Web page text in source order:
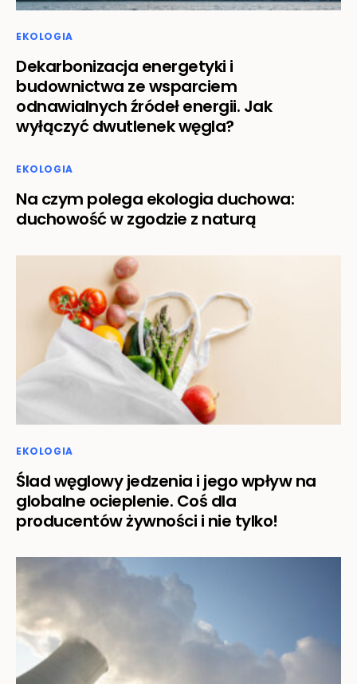
EKOLOGIA
Dekarbonizacja energetyki i
budownictwa ze wsparciem
odnawialnych źródeł energii. Jak
wyłączyć dwutlenek węgla?
EKOLOGIA
Na czym polega ekologia duchowa:
duchowość w zgodzie z naturą
EKOLOGIA
Ślad węglowy jedzenia i jego wpływ na
globalne ocieplenie. Coś dla
producentów żywności i nie tylko!